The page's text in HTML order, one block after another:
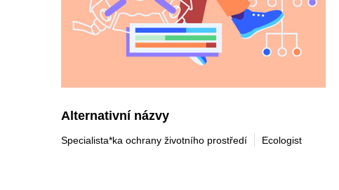
Alternativní názvy
Specialista*ka ochrany životního prostředí Ecologist